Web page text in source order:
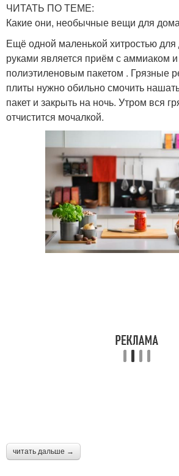
ЧИТАТЬ ПО ТЕМЕ:
Какие они, необычные вещи для
Ещё одной маленькой хитростью
руками является приём с аммиаком
полиэтиленовым пакетом . Грязные
плиты нужно обильно смочить
пакет и закрыть на ночь. Утром вся
отчистится мочалкой.
читать дальше →